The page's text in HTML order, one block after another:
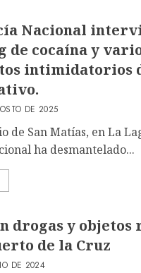
Nacional
de cocaína y
intimidatorios
DE 2025
de San Matías, en La
ha desmantelado...
drogas y objetos
de la Cruz
DE 2024